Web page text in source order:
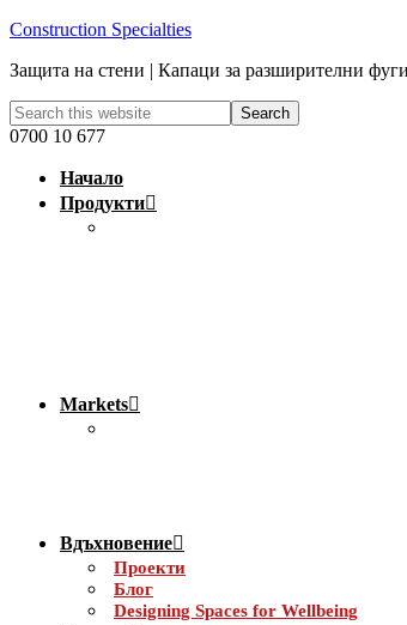
Construction Specialties
Защита на стени | Капаци за разширителни
0700 10 677
Начало
Продукти
Markets
Вдъхновение
Проекти
Блог
Designing Spaces for Wellbeing